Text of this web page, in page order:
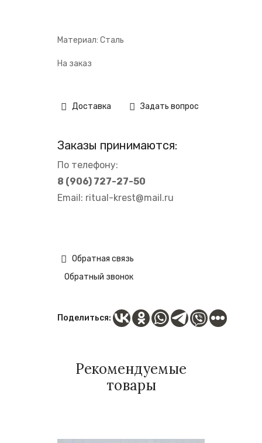
Материал: Сталь
На заказ
Доставка Задать вопрос
Заказы принимаются:
По телефону:
8 (906) 727-27-50
Email: ritual-krest@mail.ru
Обратная связь
Обратный звонок
Поделиться:
Рекомендуемые
товары